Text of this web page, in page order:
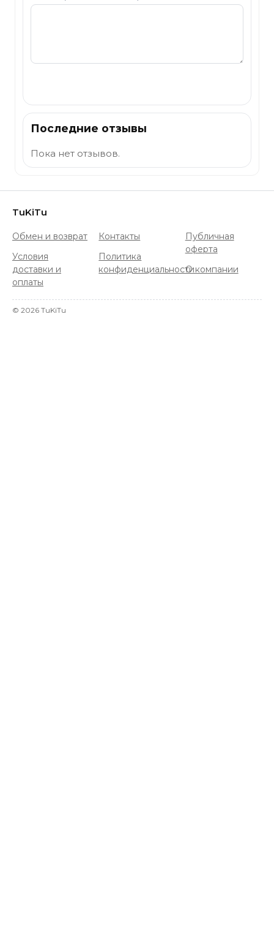
Последние отзывы
Пока нет отзывов.
TuKiTu
Обмен и возврат
Условия
доставки и
оплаты
Контакты
Политика
конфиденциальности
Публичная
оферта
О компании
© 2026 TuKiTu